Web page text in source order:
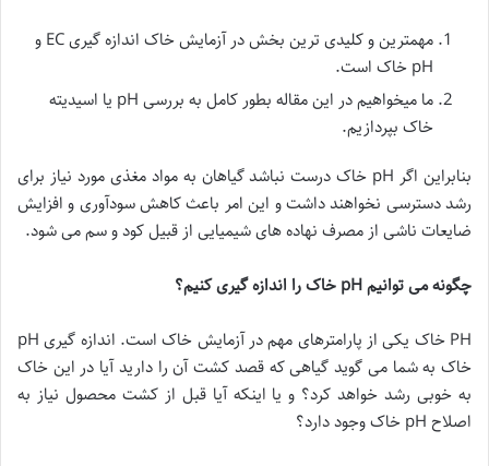
مهمترین و کلیدی ترین بخش در آزمایش خاک اندازه گیری EC و
pH خاک است.
ما میخواهیم در این مقاله بطور کامل به بررسی pH یا اسیدیته
خاک بپردازیم.
بنابراین اگر pH خاک درست نباشد گیاهان به مواد مغذی مورد نیاز برای
رشد دسترسی نخواهند داشت و این امر باعث کاهش سودآوری و افزایش
ضایعات ناشی از مصرف نهاده های شیمیایی از قبیل کود و سم می شود.
چگونه می توانیم خاک را اندازه گیری کنیم؟
PH خاک یکی از پارامترهای مهم در آزمایش خاک است. اندازه گیری pH
خاک به شما می گوید گیاهی که قصد کشت آن را دارید آیا در این خاک
به خوبی رشد خواهد کرد؟ و یا اینکه آیا قبل از کشت محصول نیاز به
اصلاح pH خاک وجود دارد؟